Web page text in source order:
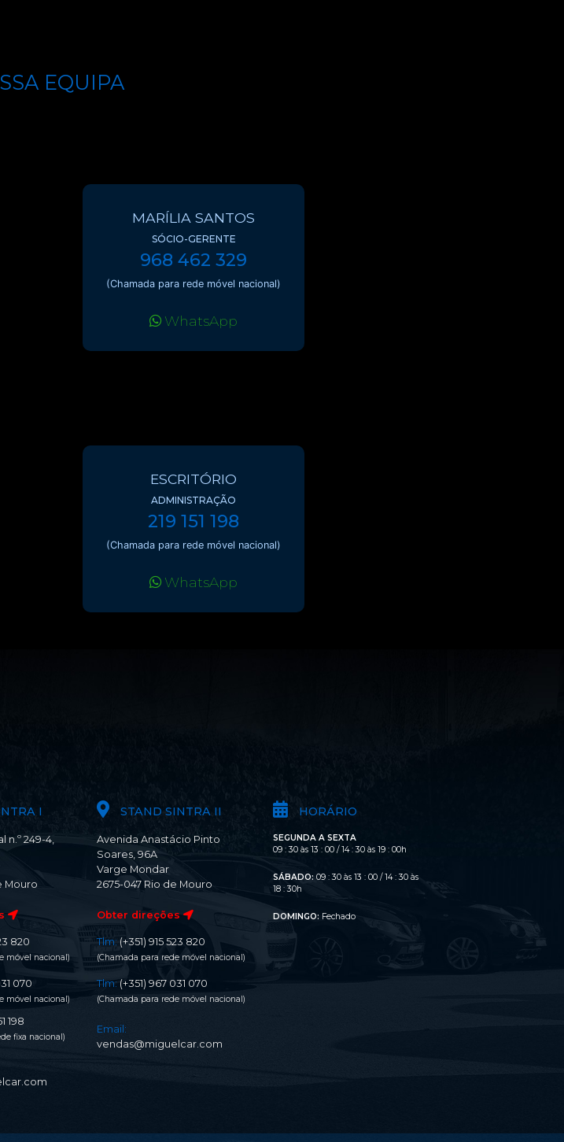
EQUIPA
MARÍLIA SANTOS
SÓCIO-GERENTE
968 462 329
(Chamada para rede móvel nacional)
WhatsApp
ESCRITÓRIO
ADMINISTRAÇÃO
219 151 198
(Chamada para rede móvel nacional)
WhatsApp
I
n.º 249-4,
Mouro
820
móvel nacional)
070
móvel nacional)
198
fixa nacional)
STAND SINTRA II
Avenida Anastácio Pinto
Soares, 96A
Varge Mondar
2675-047 Rio de Mouro
Obter direções
Tlm: (+351) 915 523 820
(Chamada para rede móvel nacional)
Tlm: (+351) 967 031 070
(Chamada para rede móvel nacional)
Email:
vendas@miguelcar.com
HORÁRIO
SEGUNDA A SEXTA
09 : 30 às 13 : 00 / 14 : 30 às 19 : 00h
SÁBADO: 09 : 30 às 13 : 00 / 14 : 30 às
18 : 30h
DOMINGO: Fechado